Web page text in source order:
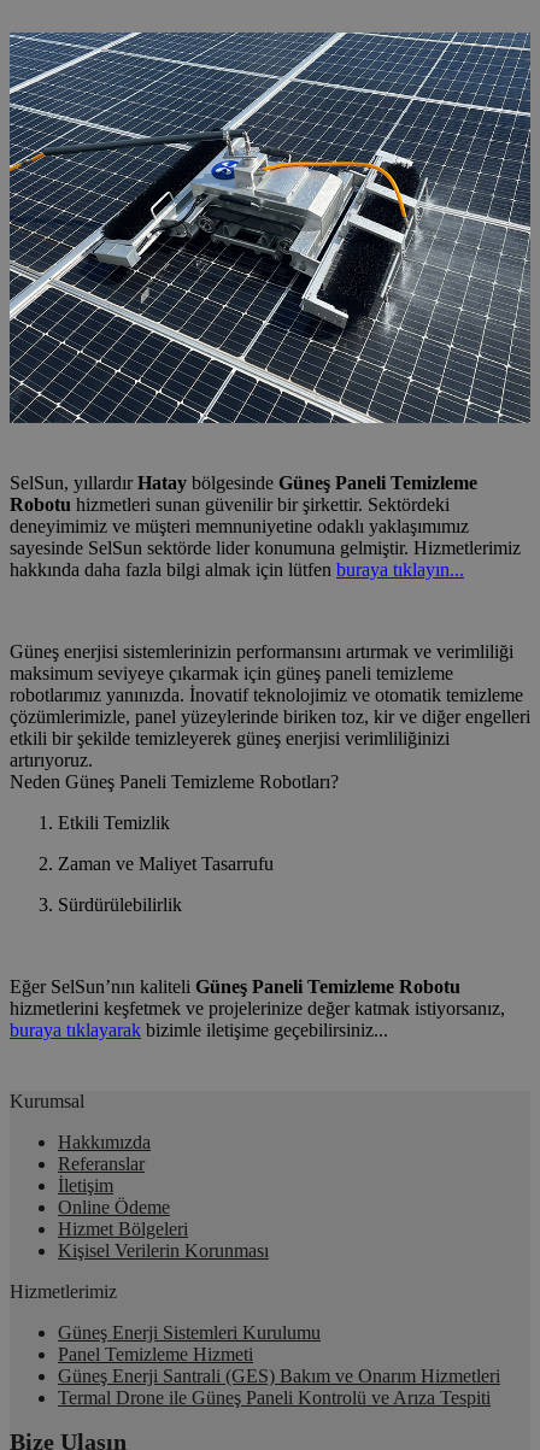
SelSun, yıllardırHatay bölgesinde Güneş Paneli Temizleme
Robotu hizmetleri sunan güvenilir bir şirkettir. Sektördeki
deneyimimiz ve müşteri memnuniyetine odaklı yaklaşımımız
sayesinde SelSun sektörde lider konumuna gelmiştir. Hizmetlerimiz
hakkında daha fazla bilgi almak için lütfen buraya tıklayın...
Güneş enerjisi sistemlerinizin performansını artırmak ve verimliliği
maksimum seviyeye çıkarmak için güneş paneli temizleme
robotlarımız yanınızda. İnovatif teknolojimiz ve otomatik temizleme
çözümlerimizle, panel yüzeylerinde biriken toz, kir ve diğer engelleri
etkili bir şekilde temizleyerek güneş enerjisi verimliliğinizi
artırıyoruz.
Neden Güneş Paneli Temizleme Robotları?
Etkili Temizlik
Zaman ve Maliyet Tasarrufu
Sürdürülebilirlik
Eğer SelSun’nın kaliteli Güneş Paneli Temizleme Robotu
hizmetlerini keşfetmek ve projelerinize değer katmak istiyorsanız,
buraya tıklayarak bizimle iletişime geçebilirsiniz...
Kurumsal
Hakkımızda
Referanslar
İletişim
Online Ödeme
Hizmet Bölgeleri
Kişisel Verilerin Korunması
Hizmetlerimiz
Güneş Enerji Sistemleri Kurulumu
Panel Temizleme Hizmeti
Güneş Enerji Santrali (GES) Bakım ve Onarım Hizmetleri
Termal Drone ile Güneş Paneli Kontrolü ve Arıza Tespiti
Bize Ulaşın